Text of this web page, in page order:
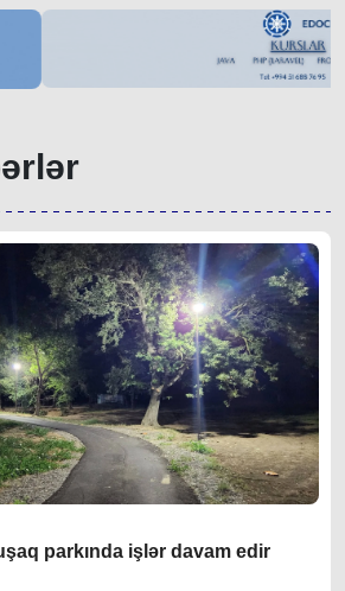
parkında işlər davam edir